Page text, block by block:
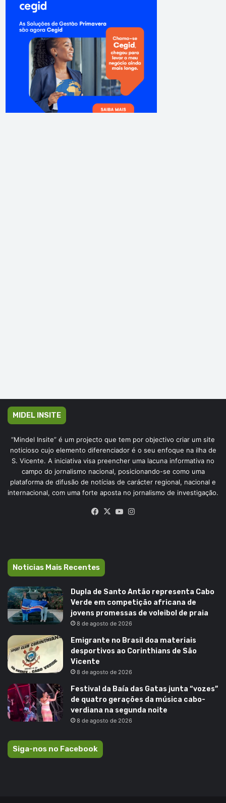
MIDEL INSITE
“Mindel Insite” é um projecto que tem por objectivo criar um site
noticioso cujo elemento diferenciador é o seu enfoque na ilha de
S. Vicente. A iniciativa visa preencher uma lacuna informativa no
campo do jornalismo nacional, posicionando-se como uma
plataforma de difusão de notícias de carácter regional, nacional e
internacional, com uma forte aposta no jornalismo de investigação.
Facebook
X YouTube
Noticias Mais Recentes
Dupla de Santo Antão representa Cabo
Verde em competição africana de
jovens promessas de voleibol de praia
8 de agosto de 2026
Emigrante no Brasil doa materiais
desportivos ao Corinthians de São
Vicente
8 de agosto de 2026
Festival da Baía das Gatas junta “vozes”
de quatro gerações da música cabo-
verdiana na segunda noite
8 de agosto de 2026
Siga-nos no Facebook